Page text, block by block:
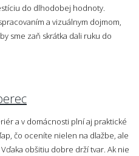
do dlhodobej hodnoty.
a vizuálnym dojmom,
sme zaň skrátka dali ruku do
a v domácnosti plní aj praktické
čo oceníte nielen na dlažbe, ale
. Vďaka obšitiu dobre drží tvar. Ak nie